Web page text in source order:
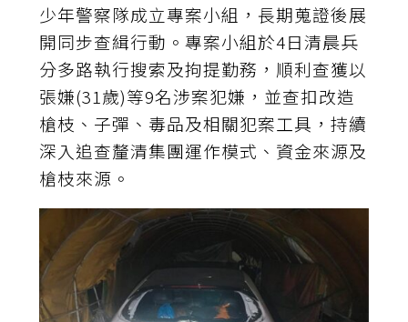
少年警察隊成立專案小組，長期蒐證後展
開同步查緝行動。專案小組於4日清晨兵
分多路執行搜索及拘提勤務，順利查獲以
張嫌(31歲)等9名涉案犯嫌，並查扣改造
槍枝、子彈、毒品及相關犯案工具，持續
深入追查釐清集團運作模式、資金來源及
槍枝來源。